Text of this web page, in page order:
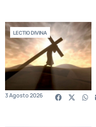
LECTIO DIVINA
3 Agosto 2026